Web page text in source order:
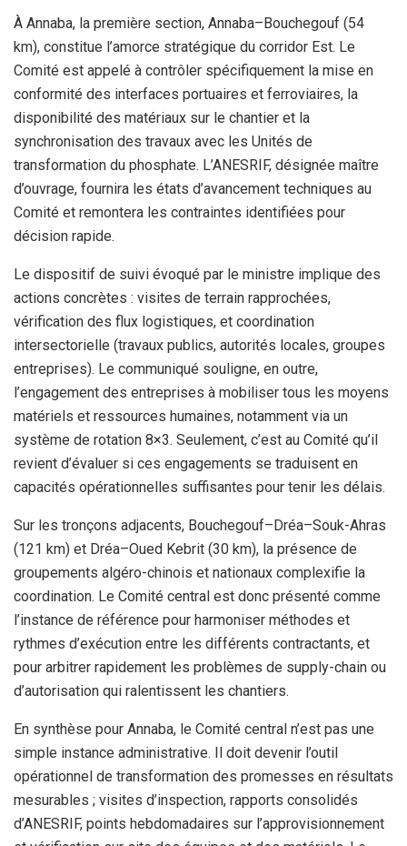
À Annaba, la première section, Annaba–Bouchegouf (54
km), constitue l’amorce stratégique du corridor Est. Le
Comité est appelé à contrôler spécifiquement la mise en
conformité des interfaces portuaires et ferroviaires, la
disponibilité des matériaux sur le chantier et la
synchronisation des travaux avec les Unités de
transformation du phosphate. L’ANESRIF, désignée maître
d’ouvrage, fournira les états d’avancement techniques au
Comité et remontera les contraintes identifiées pour
décision rapide.
Le dispositif de suivi évoqué par le ministre implique des
actions concrètes : visites de terrain rapprochées,
vérification des flux logistiques, et coordination
intersectorielle (travaux publics, autorités locales, groupes
entreprises). Le communiqué souligne, en outre,
l’engagement des entreprises à mobiliser tous les moyens
matériels et ressources humaines, notamment via un
système de rotation 8×3. Seulement, c’est au Comité qu’il
revient d’évaluer si ces engagements se traduisent en
capacités opérationnelles suffisantes pour tenir les délais.
Sur les tronçons adjacents, Bouchegouf–Dréa–Souk-Ahras
(121 km) et Dréa–Oued Kebrit (30 km), la présence de
groupements algéro-chinois et nationaux complexifie la
coordination. Le Comité central est donc présenté comme
l’instance de référence pour harmoniser méthodes et
rythmes d’exécution entre les différents contractants, et
pour arbitrer rapidement les problèmes de supply-chain ou
d’autorisation qui ralentissent les chantiers.
En synthèse pour Annaba, le Comité central n’est pas une
simple instance administrative. Il doit devenir l’outil
opérationnel de transformation des promesses en résultats
mesurables ; visites d’inspection, rapports consolidés
d’ANESRIF, points hebdomadaires sur l’approvisionnement